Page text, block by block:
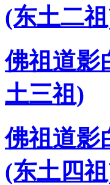
(东土二
佛祖道影
土三祖)
佛祖道影
(东土四